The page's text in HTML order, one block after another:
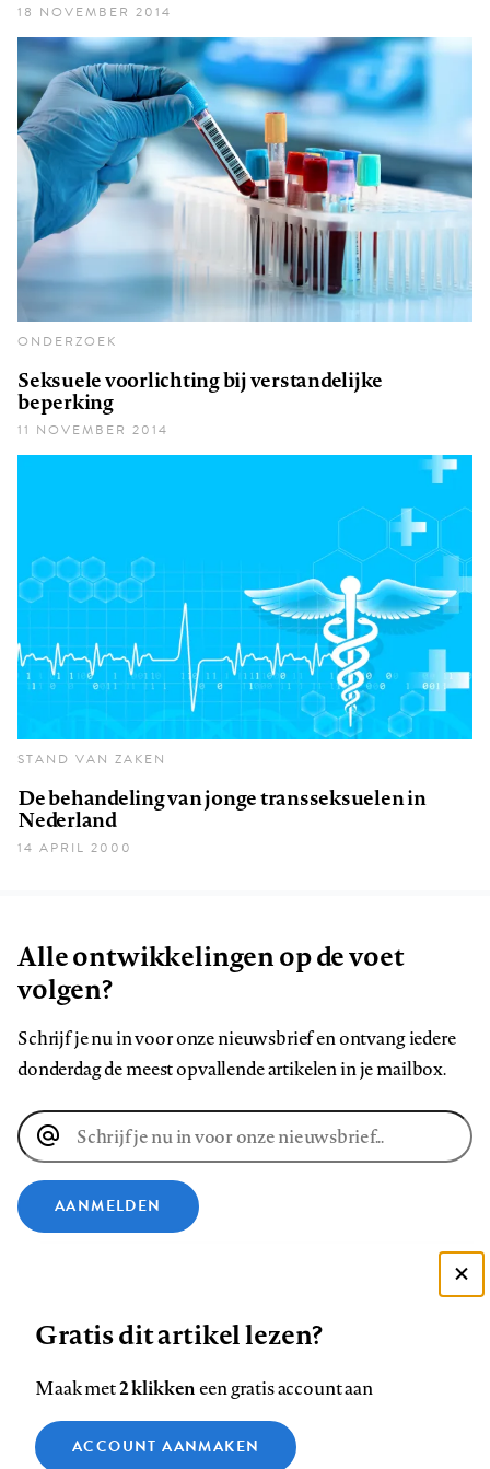
18 NOVEMBER 2014
ONDERZOEK
Seksuele voorlichting bij verstandelijke
beperking
11 NOVEMBER 2014
STAND VAN ZAKEN
De behandeling van jonge transseksuelen in
Nederland
14 APRIL 2000
Alle ontwikkelingen op de voet
volgen?
Schrijf je nu in voor onze nieuwsbrief en ontvang iedere
donderdag de meest opvallende artikelen in je mailbox.
E-
mailadres
AANMELDEN
Volg
ons
Facebook
Volg
ons
LinkedIn
Volg
ons
Bluesky
Volg
ons
Instagram
Volg
ons
YouTube
ons
Footer
Contact Colofon Disclaimer Privacy
Medische vragen verdienen
Zie onze cookie policy
Gratis dit artikel lezen?
Maak met2 klikkeneen gratis account aan
ACCOUNT AANMAKEN